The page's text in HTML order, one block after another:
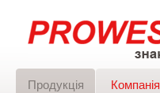
Продукція Компанія